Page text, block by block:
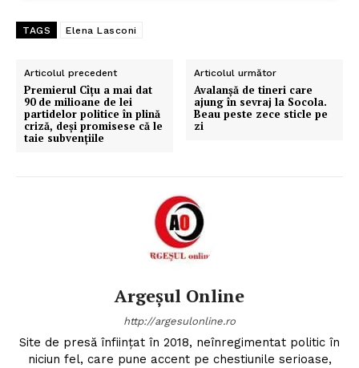
TAGS Elena Lasconi
Articolul precedent
Premierul Cîțu a mai dat
90 de milioane de lei
partidelor politice în plină
criză, deși promisese că le
taie subvențiile
Articolul următor
Avalanşă de tineri care
ajung în sevraj la Socola.
Beau peste zece sticle pe
zi
Argeșul Online
http://argesulonline.ro
Site de presă înfiinţat în 2018, neînregimentat politic în
niciun fel, care pune accent pe chestiunile serioase,